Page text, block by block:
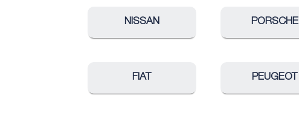
NISSAN PORSCHE
FIAT PEUGEOT